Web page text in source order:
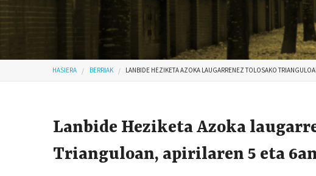
Hemen zaude
HASIERA BERRIAK LANBIDE HEZIKETA AZOKA LAUGARRENEZ TOLOSAKO
Lanbide Heziketa Azoka
Trianguloan, apirilaren 5 eta